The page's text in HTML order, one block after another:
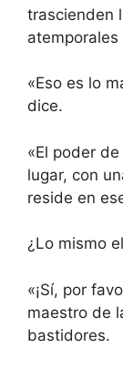
trascienden
«Eso es lo
dice.
«El poder
lugar, con
reside en
¿Lo mismo
«¡Sí, por
maestro de
bastidores.